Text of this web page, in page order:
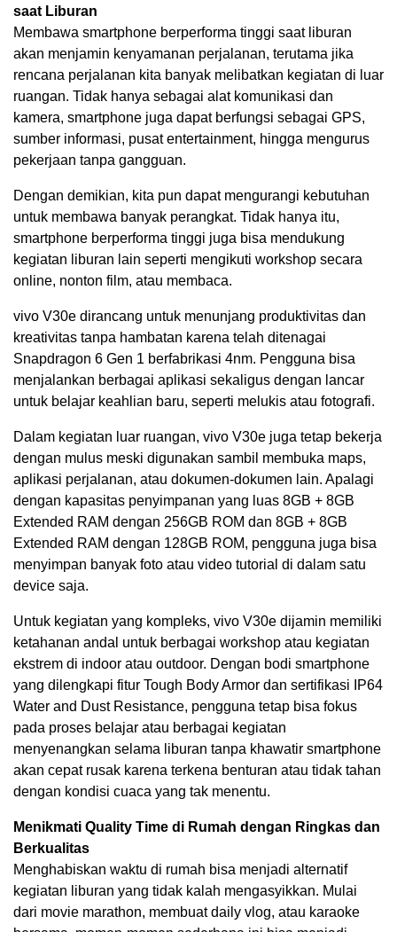
saat Liburan
Membawa smartphone berperforma tinggi saat liburan
akan menjamin kenyamanan perjalanan, terutama jika
rencana perjalanan kita banyak melibatkan kegiatan di luar
ruangan. Tidak hanya sebagai alat komunikasi dan
kamera, smartphone juga dapat berfungsi sebagai GPS,
sumber informasi, pusat entertainment, hingga mengurus
pekerjaan tanpa gangguan.
Dengan demikian, kita pun dapat mengurangi kebutuhan
untuk membawa banyak perangkat. Tidak hanya itu,
smartphone berperforma tinggi juga bisa mendukung
kegiatan liburan lain seperti mengikuti workshop secara
online, nonton film, atau membaca.
vivo V30e dirancang untuk menunjang produktivitas dan
kreativitas tanpa hambatan karena telah ditenagai
Snapdragon 6 Gen 1 berfabrikasi 4nm. Pengguna bisa
menjalankan berbagai aplikasi sekaligus dengan lancar
untuk belajar keahlian baru, seperti melukis atau fotografi.
Dalam kegiatan luar ruangan, vivo V30e juga tetap bekerja
dengan mulus meski digunakan sambil membuka maps,
aplikasi perjalanan, atau dokumen-dokumen lain. Apalagi
dengan kapasitas penyimpanan yang luas 8GB + 8GB
Extended RAM dengan 256GB ROM dan 8GB + 8GB
Extended RAM dengan 128GB ROM, pengguna juga bisa
menyimpan banyak foto atau video tutorial di dalam satu
device saja.
Untuk kegiatan yang kompleks, vivo V30e dijamin memiliki
ketahanan andal untuk berbagai workshop atau kegiatan
ekstrem di indoor atau outdoor. Dengan bodi smartphone
yang dilengkapi fitur Tough Body Armor dan sertifikasi IP64
Water and Dust Resistance, pengguna tetap bisa fokus
pada proses belajar atau berbagai kegiatan
menyenangkan selama liburan tanpa khawatir smartphone
akan cepat rusak karena terkena benturan atau tidak tahan
dengan kondisi cuaca yang tak menentu.
Menikmati Quality Time di Rumah dengan Ringkas dan
Berkualitas
Menghabiskan waktu di rumah bisa menjadi alternatif
kegiatan liburan yang tidak kalah mengasyikkan. Mulai
dari movie marathon, membuat daily vlog, atau karaoke